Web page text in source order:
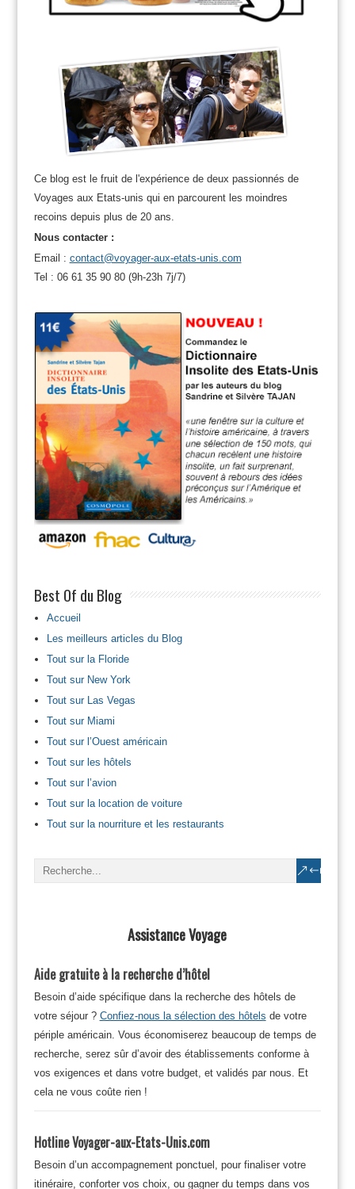
Ce blog est le fruit de l'expérience de deux passionnés de
Voyages aux Etats-unis qui en parcourent les moindres
recoins depuis plus de 20 ans.
Nous contacter :
Email : contact@voyager-aux-etats-unis.com
Tel : 06 61 35 90 80 (9h-23h 7j/7)
Best Of du Blog
Accueil
Les meilleurs articles du Blog
Tout sur la Floride
Tout sur New York
Tout sur Las Vegas
Tout sur Miami
Tout sur l’Ouest américain
Tout sur les hôtels
Tout sur l’avion
Tout sur la location de voiture
Tout sur la nourriture et les restaurants
Assistance Voyage
Aide gratuite à la recherche d’hôtel
Besoin d’aide spécifique dans la recherche des hôtels de
votre séjour ? Confiez-nous la sélection des hôtels de votre
périple américain. Vous économiserez beaucoup de temps de
recherche, serez sûr d’avoir des établissements conforme à
vos exigences et dans votre budget, et validés par nous. Et
cela ne vous coûte rien !
Hotline Voyager-aux-Etats-Unis.com
Besoin d’un accompagnement ponctuel, pour finaliser votre
itinéraire, conforter vos choix, ou gagner du temps dans vos